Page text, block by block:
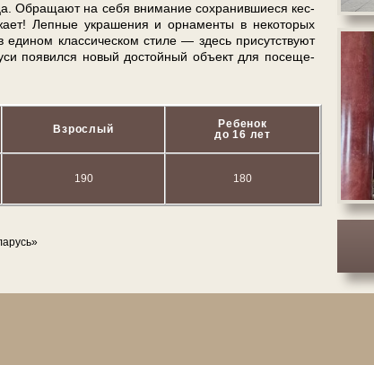
Обращают на се­бя вни­ма­ние со­хра­нив­ши­е­ся кес­
Лепные укра­ше­ния и орнаменты в не­ко­то­рых
классическом сти­ле — здесь присутствуют
по­явил­ся новый достойный объ­ект для по­се­ще­
Взрослый
Ребенок
до 16 лет
190 180